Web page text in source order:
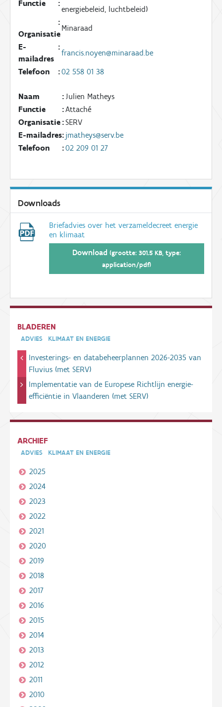
:
Functie
energiebeleid, luchtbeleid)
:
Organisatie
Minaraad
:
E-
mailadres
francis.noyen@minaraad.be
:
Telefoon 02 558 01 38
:
Naam
Julien Matheys
:
Functie
Attaché
:
Organisatie SERV
:
E-mailadres jmatheys@serv.be
:
Telefoon 02 209 01 27
Downloads
Briefadvies over het verzameldecreet energie
en klimaat
Download (grootte: 301.5 KB, type:
application/pdf)
BLADEREN
ADVIES KLIMAAT EN ENERGIE
Investerings- en databeheerplannen 2026-2035 van
Fluvius (met SERV)
Implementatie van de Europese Richtlijn energie-
efficiëntie in Vlaanderen (met SERV)
ARCHIEF
ADVIES KLIMAAT EN ENERGIE
2025
2024
2023
2022
2021
2020
2019
2018
2017
2016
2015
2014
2013
2012
2011
2010